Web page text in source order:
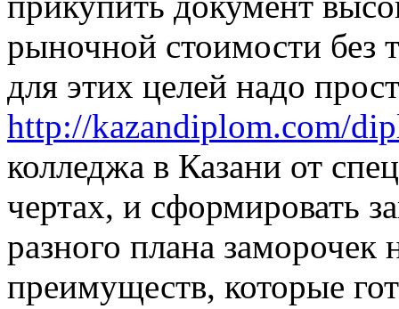
рыночной стоимости без
для этих целей надо
http://kazandiplom.com/
колледжа в Казани от
чертах, и сформировать
разного плана
преимуществ, которые